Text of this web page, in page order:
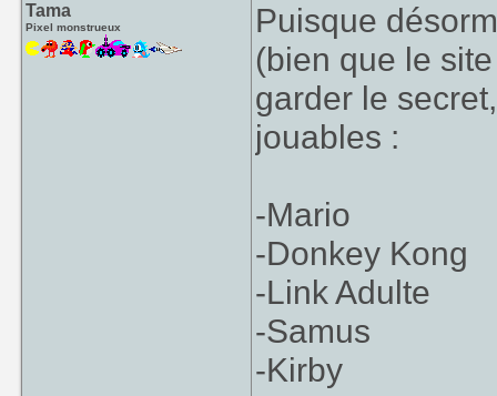
Tama
Pixel monstrueux
Puisque
(bien que le
garder le
jouables :
-Mario
-Donkey Kong
-Link Adulte
-Samus
-Kirby